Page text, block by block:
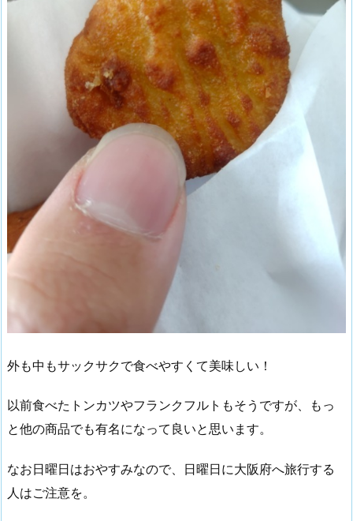
外も中もサックサクで食べやすくて美味しい！
以前食べたトンカツやフランクフルトもそうですが、もっ
と他の商品でも有名になって良いと思います。
なお日曜日はおやすみなので、日曜日に大阪府へ旅行する
人はご注意を。